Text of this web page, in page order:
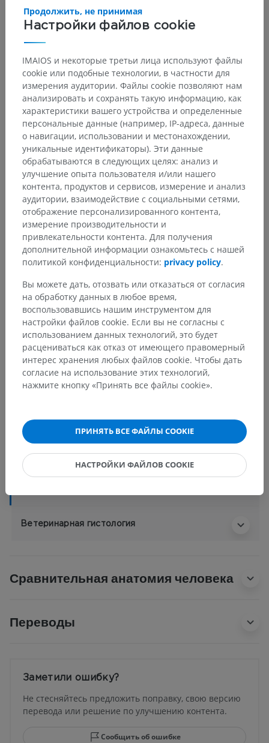
Анатомическая иерархия
Анатомия животных
Органы чувств> Орган зрения >
Вспомогательные органы глаза
Конъюнктива (соединительная оболочка)
Основные структуры:
Полулунная складка конъюнктивы
Слезное мясцо
Конъюнктива глазного яблока
Конъюнктива век
Конъюнктивальный мешок
Конъюнктивальные железы
Показать больше
Ветеринарная гистология
Сравнительная анатомия человека
Переводы
Заметили ошибку?
Не стесняйтесь предложить поправку, свою версию
перевода или решение по улучшению контента.
Сообщить об ошибке
Настройки файлов cookie
Продолжить, не принимая
IMAIOS и некоторые третьи лица используют файлы
cookie или подобные технологии, в частности для
измерения аудитории. Файлы cookie позволяют нам
анализировать и сохранять такую информацию, как
характеристики вашего устройства и определенные
персональные данные (например, IP-адреса, данные
о навигации, использовании и местонахождении,
уникальные идентификаторы). Эти данные
обрабатываются в следующих целях: анализ и
улучшение опыта пользователя и/или нашего
контента, продуктов и сервисов, измерение и анализ
аудитории, взаимодействие с социальными сетями,
отображение персонализированного контента,
измерение производительности и
привлекательности контента. Для получения
дополнительной информации ознакомьтесь с нашей
политикой конфиденциальности: privacy policy.
Вы можете дать, отозвать или отказаться от согласия
на обработку данных в любое время,
воспользовавшись нашим инструментом для
настройки файлов cookie. Если вы не согласны с
использованием данных технологий, это будет
расцениваться как отказ от имеющего правомерный
интерес хранения любых файлов cookie. Чтобы дать
согласие на использование этих технологий,
нажмите кнопку «Принять все файлы cookie».
ПРИНЯТЬ ВСЕ ФАЙЛЫ COOKIE
НАСТРОЙКИ ФАЙЛОВ COOKIE